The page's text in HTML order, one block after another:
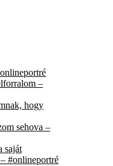
–
hogy
sehova –
saját
#onlineportré